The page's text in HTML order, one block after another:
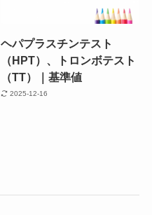
ヘパプラスチンテスト
（HPT）、トロンボテスト
（TT）｜基準値
2025-12-16